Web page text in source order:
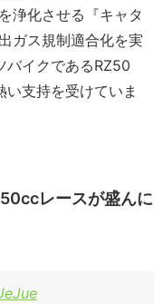
浄化させる『キャタ
ガス規制適合化を実
バイクであるRZ50
支持を受けていま
レースが盛んに